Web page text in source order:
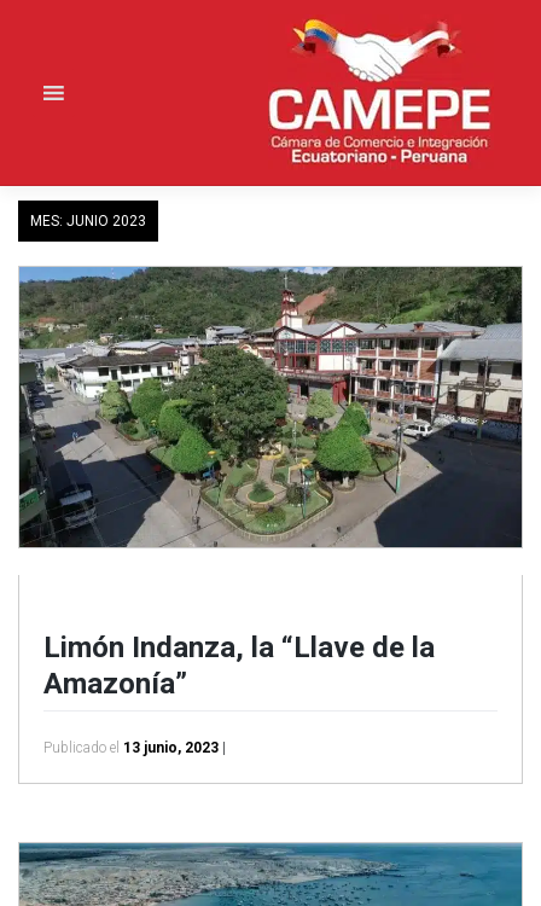
MES: JUNIO 2023
Limón Indanza, la “Llave de la
Amazonía”
Publicado el 13 junio, 2023 |